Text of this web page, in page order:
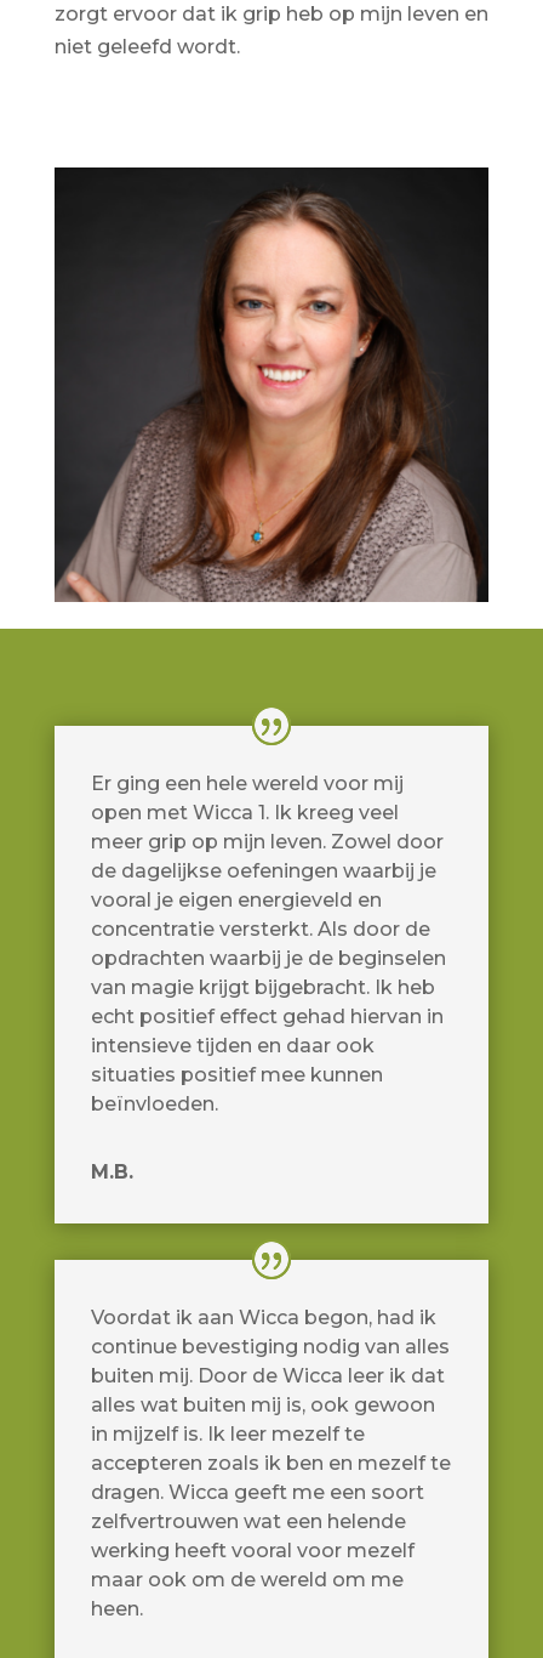
zorgt ervoor dat ik grip heb op mijn leven en
niet geleefd wordt.
Er ging een hele wereld voor mij
open met Wicca 1. Ik kreeg veel
meer grip op mijn leven. Zowel door
de dagelijkse oefeningen waarbij je
vooral je eigen energieveld en
concentratie versterkt. Als door de
opdrachten waarbij je de beginselen
van magie krijgt bijgebracht. Ik heb
echt positief effect gehad hiervan in
intensieve tijden en daar ook
situaties positief mee kunnen
beïnvloeden.
M.B.
Voordat ik aan Wicca begon, had ik
continue bevestiging nodig van alles
buiten mij. Door de Wicca leer ik dat
alles wat buiten mij is, ook gewoon
in mijzelf is. Ik leer mezelf te
accepteren zoals ik ben en mezelf te
dragen. Wicca geeft me een soort
zelfvertrouwen wat een helende
werking heeft vooral voor mezelf
maar ook om de wereld om me
heen.